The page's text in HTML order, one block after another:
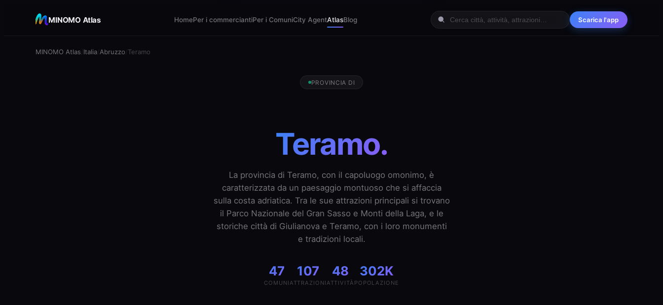
MINOMO Atlas HomePer i commerciantiPer i ComuniCity AgentAtlasBlog Scarica l'app
MINOMO Atlas Italia Abruzzo Teramo
PROVINCIA DI
Teramo.
La provincia di Teramo, con il capoluogo omonimo, è
caratterizzata da un paesaggio montuoso che si affaccia
sulla costa adriatica. Tra le sue attrazioni principali si trovano
il Parco Nazionale del Gran Sasso e Monti della Laga, e le
storiche città di Giulianova e Teramo, con i loro monumenti
e tradizioni locali.
47
COMUNI
107
ATTRAZIONI
48
ATTIVITÀ
302K
POPOLAZIONE